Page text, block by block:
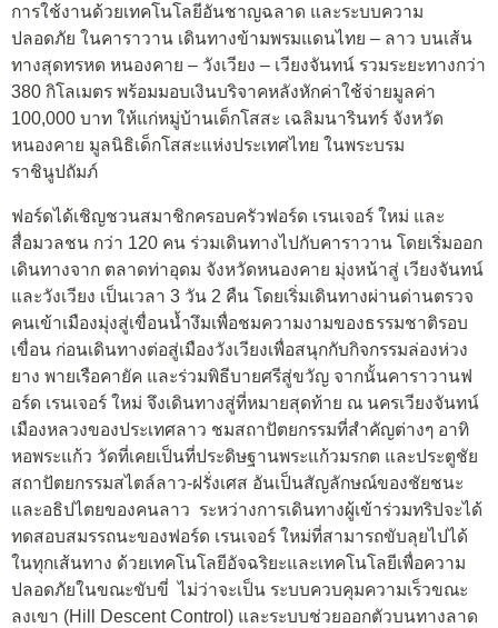
การใช้งานด้วยเทคโนโลยีอันชาญฉลาด และระบบความ
ปลอดภัย ในคาราวาน เดินทางข้ามพรมแดนไทย – ลาว บนเส้น
ทางสุดทรหด หนองคาย – วังเวียง – เวียงจันทน์ รวมระยะทางกว่า
380 กิโลเมตร พร้อมมอบเงินบริจาคหลังหักค่าใช้จ่ายมูลค่า
100,000 บาท ให้แก่หมู่บ้านเด็กโสสะ เฉลิมนารินทร์ จังหวัด
หนองคาย มูลนิธิเด็กโสสะแห่งประเทศไทย ในพระบรม
ราชินูปถัมภ์
ฟอร์ดได้เชิญชวนสมาชิกครอบครัวฟอร์ด เรนเจอร์ ใหม่ และ
สื่อมวลชน กว่า 120 คน ร่วมเดินทางไปกับคาราวาน โดยเริ่มออก
เดินทางจาก ตลาดท่าอุดม จังหวัดหนองคาย มุ่งหน้าสู่ เวียงจันทน์
และวังเวียง เป็นเวลา 3 วัน 2 คืน โดยเริ่มเดินทางผ่านด่านตรวจ
คนเข้าเมืองมุ่งสู่เขื่อนน้ำงึมเพื่อชมความงามของธรรมชาติรอบ
เขื่อน ก่อนเดินทางต่อสู่เมืองวังเวียงเพื่อสนุกกับกิจกรรมล่องห่วง
ยาง พายเรือคายัค และร่วมพิธีบายศรีสู่ขวัญ จากนั้นคาราวานฟ
อร์ด เรนเจอร์ ใหม่ จึงเดินทางสู่ที่หมายสุดท้าย ณ นครเวียงจันทน์
เมืองหลวงของประเทศลาว ชมสถาปัตยกรรมที่สำคัญต่างๆ อาทิ
หอพระแก้ว วัดที่เคยเป็นที่ประดิษฐานพระแก้วมรกต และประตูชัย
สถาปัตยกรรมสไตล์ลาว-ฝรั่งเศส อันเป็นสัญลักษณ์ของชัยชนะ
และอธิปไตยของคนลาว ระหว่างการเดินทางผู้เข้าร่วมทริปจะได้
ทดสอบสมรรถนะของฟอร์ด เรนเจอร์ ใหม่ที่สามารถขับลุยไปได้
ในทุกเส้นทาง ด้วยเทคโนโลยีอัจฉริยะและเทคโนโลยีเพื่อความ
ปลอดภัยในขณะขับขี่ ไม่ว่าจะเป็น ระบบควบคุมความเร็วขณะ
ลงเขา (Hill Descent Control) และระบบช่วยออกตัวบนทางลาด